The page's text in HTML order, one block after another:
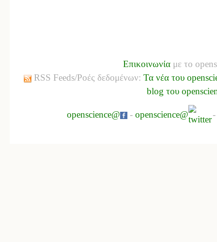
Επικοινωνία με το
RSS Feeds/Ροές δεδομένων: Τα νέα του
blog του
openscience@ - openscience@